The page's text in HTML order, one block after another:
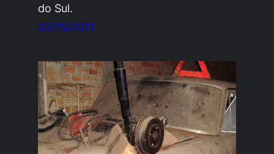
do Sul.
02/15/2011